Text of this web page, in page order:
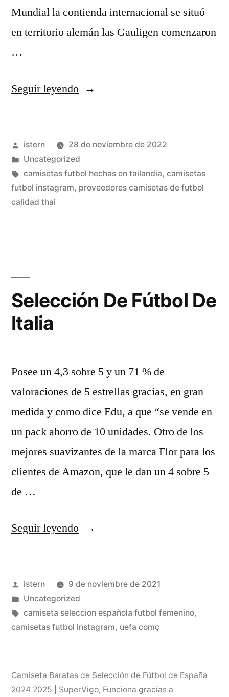
Mundial la contienda internacional se situó
en territorio alemán las Gauligen comenzaron
…
Seguir leyendo«el
equipaciones
de
futbol»
Publicado
por
istern
28 de noviembre de 2022
Publicado
en
Uncategorized
Etiquetas:
camisetas futbol hechas en tailandia, camisetas
futbol instagram, proveedores camisetas de futbol
calidad thai
Selección De Fútbol De
Italia
Posee un 4,3 sobre 5 y un 71 % de
valoraciones de 5 estrellas gracias, en gran
medida y como dice Edu, a que “se vende en
un pack ahorro de 10 unidades. Otro de los
mejores suavizantes de la marca Flor para los
clientes de Amazon, que le dan un 4 sobre 5
de …
Seguir leyendo«Selección
De
Italia»
Publicado
por
istern
9 de noviembre de 2021
Publicado
en
Uncategorized
Etiquetas:
camiseta seleccion española futbol femenino,
camisetas futbol instagram, uefa comç
Camiseta Baratas de Selección de Fútbol de España
2024 2025 | SuperVigo, Funciona gracias a